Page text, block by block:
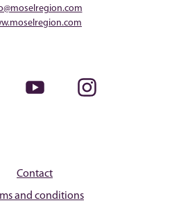
Youtube Instagram
Contact
and conditions